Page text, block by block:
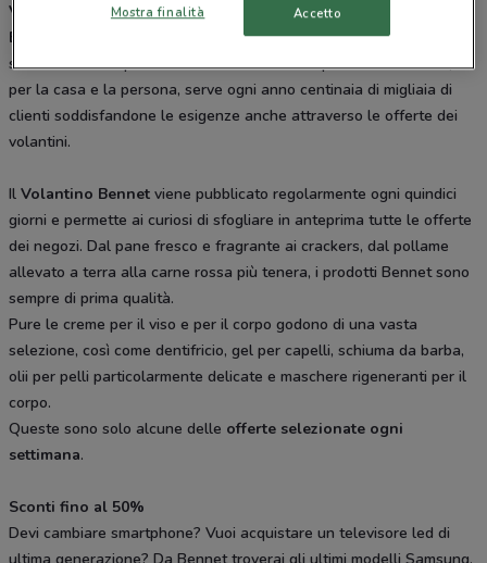
Volantino Bennet: un mondo di sconti
Bennet
è un’azienda italiana che opera principalmente nell’Italia
settentrionale. Specializzata nella vendita di prodotti alimentari,
per la casa e la persona, serve ogni anno centinaia di migliaia di
clienti soddisfandone le esigenze anche attraverso le offerte dei
volantini.
Il Volantino Bennet viene pubblicato regolarmente ogni quindici
giorni e permette ai curiosi di sfogliare in anteprima tutte le offerte
dei negozi. Dal pane fresco e fragrante ai crackers, dal pollame
allevato a terra alla carne rossa più tenera, i prodotti Bennet sono
sempre di prima qualità.
Pure le creme per il viso e per il corpo godono di una vasta
selezione, così come dentifricio, gel per capelli, schiuma da barba,
olii per pelli particolarmente delicate e maschere rigeneranti per il
corpo.
Queste sono solo alcune delle offerte selezionate ogni
settimana.
Sconti fino al 50%
Devi cambiare smartphone? Vuoi acquistare un televisore led di
Mostra finalità Accetto